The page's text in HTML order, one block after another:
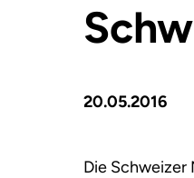
20.05.2016
Die Schweizer